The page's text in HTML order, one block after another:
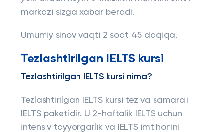
markazi sizga xabar beradi.
Umumiy sinov vaqti 2 soat 45 daqiqa.
Tezlashtirilgan IELTS kursi
Tezlashtirilgan IELTS kursi nima?
Tezlashtirilgan IELTS kursi tez va samarali
IELTS paketidir. U 2-haftalik IELTS uchun
intensiv tayyorgarlik va IELTS imtihonini